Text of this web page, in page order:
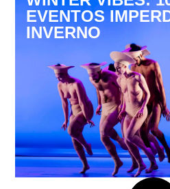
EVENTOS
INVERNO